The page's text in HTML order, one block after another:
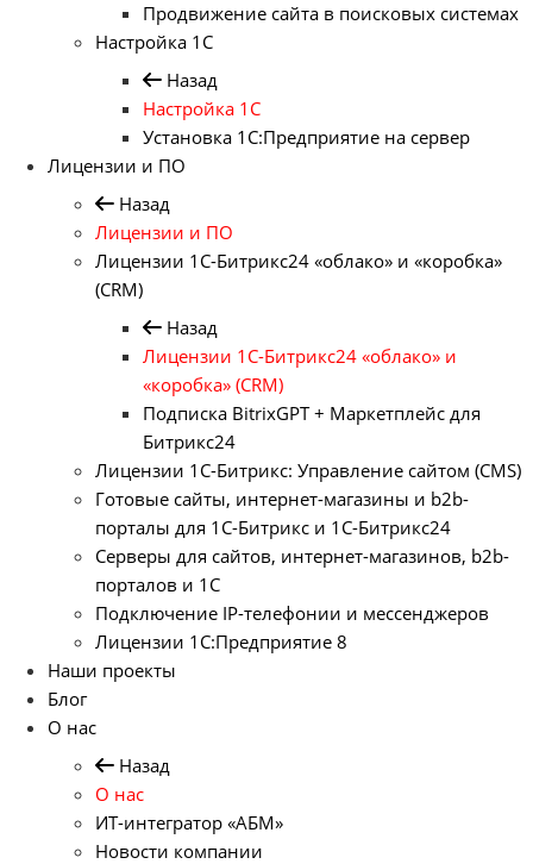
Продвижение сайта в поисковых системах
Настройка 1С
Назад
Настройка 1С
Установка 1С:Предприятие на сервер
Лицензии и ПО
Назад
Лицензии и ПО
Лицензии 1С-Битрикс24 «облако» и «коробка»
(CRM)
Назад
Лицензии 1С-Битрикс24 «облако» и
«коробка» (CRM)
Подписка BitrixGPT + Маркетплейс для
Битрикс24
Лицензии 1С-Битрикс: Управление сайтом (CMS)
Готовые сайты, интернет-магазины и b2b-
порталы для 1С-Битрикс и 1С-Битрикс24
Серверы для сайтов, интернет-магазинов, b2b-
порталов и 1С
Подключение IP-телефонии и мессенджеров
Лицензии 1C:Предприятие 8
Наши проекты
Блог
О нас
Назад
О нас
ИТ-интегратор «АБМ»
Новости компании